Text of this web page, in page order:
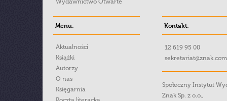
Wydawnictwo Otwarte
Menu:
Aktualności
Książki
Autorzy
O nas
Księgarnia
Kontakt:
12 619 95 00
Społeczny Instytut
Znak Sp. z o.o.,